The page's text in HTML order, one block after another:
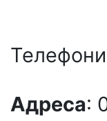
Телефони
Адреса: